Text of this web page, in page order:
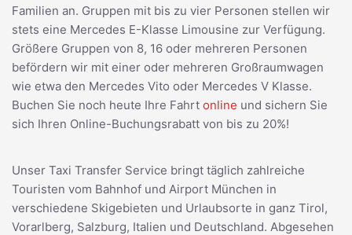
Familien an. Gruppen mit bis zu vier Personen stellen wir
stets eine Mercedes E-Klasse Limousine zur Verfügung.
Größere Gruppen von 8, 16 oder mehreren Personen
befördern wir mit einer oder mehreren Großraumwagen
wie etwa den Mercedes Vito oder Mercedes V Klasse.
Buchen Sie noch heute Ihre Fahrt online und sichern Sie
sich Ihren Online-Buchungsrabatt von bis zu 20%!
Unser Taxi Transfer Service bringt täglich zahlreiche
Touristen vom Bahnhof und Airport München in
verschiedene Skigebieten und Urlaubsorte in ganz Tirol,
Vorarlberg, Salzburg, Italien und Deutschland. Abgesehen